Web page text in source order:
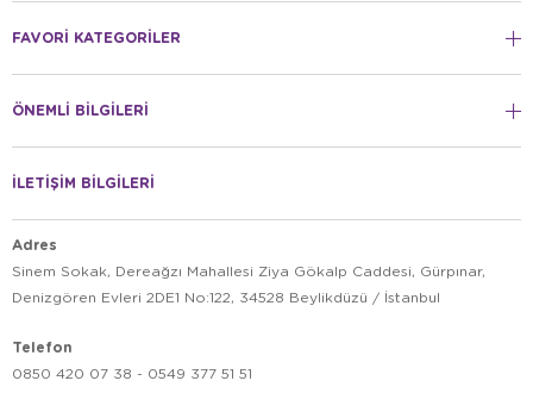
FAVORİ KATEGORİLER
ÖNEMLİ BİLGİLERİ
İLETİŞİM BİLGİLERİ
Adres
Sinem Sokak, Dereağzı Mahallesi Ziya Gökalp Caddesi, Gürpınar,
Denizgören Evleri 2DE1 No:122, 34528 Beylikdüzü / İstanbul
Telefon
0850 420 07 38 - 0549 377 51 51